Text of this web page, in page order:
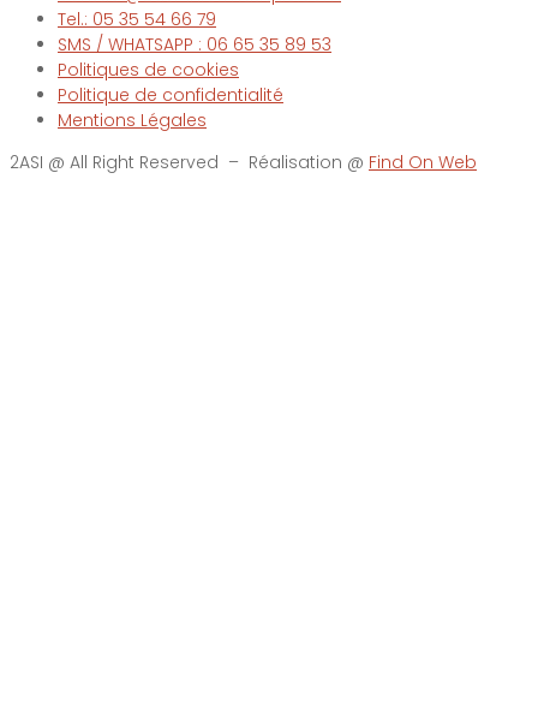
Tel.: 05 35 54 66 79
SMS / WHATSAPP : 06 65 35 89 53
Politiques de cookies
Politique de confidentialité
Mentions Légales
2ASI @ All Right Reserved – Réalisation @ Find On Web